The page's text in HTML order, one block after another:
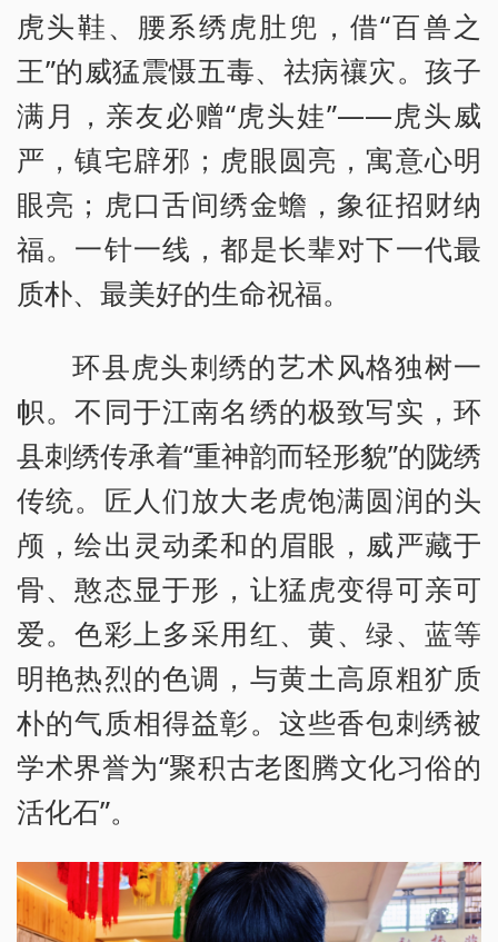
虎头鞋、腰系绣虎肚兜，借“百兽之
王”的威猛震慑五毒、祛病禳灾。孩子
满月，亲友必赠“虎头娃”——虎头威
严，镇宅辟邪；虎眼圆亮，寓意心明
眼亮；虎口舌间绣金蟾，象征招财纳
福。一针一线，都是长辈对下一代最
质朴、最美好的生命祝福。
环县虎头刺绣的艺术风格独树一
帜。不同于江南名绣的极致写实，环
县刺绣传承着“重神韵而轻形貌”的陇绣
传统。匠人们放大老虎饱满圆润的头
颅，绘出灵动柔和的眉眼，威严藏于
骨、憨态显于形，让猛虎变得可亲可
爱。色彩上多采用红、黄、绿、蓝等
明艳热烈的色调，与黄土高原粗犷质
朴的气质相得益彰。这些香包刺绣被
学术界誉为“聚积古老图腾文化习俗的
活化石”。